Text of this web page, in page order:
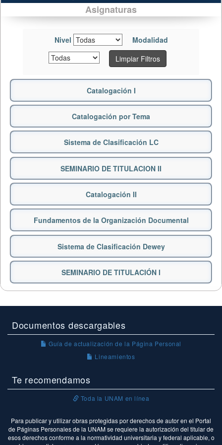
Asignaturas
Nivel
Modalidad
Limpiar Filtros
Catalogación I
Catalogación por Tema
Sistema de Clasificación LC
SEMINARIO DE TITULACION II
Catalogación II
Fundamentos de la Organización Documental
Sistema de Clasificación Dewey
SEMINARIO DE TITULACIÓN I
Documentos descargables
Guía de actualización de la Página Personal
Lineamientos
Te recomendamos
Toda la UNAM en línea
Para publicar y utilizar obras protegidas por derechos de autor en el Portal
de Páginas Personales de la UNAM se requiere la autorización del titular de
esos derechos conforme a la normatividad universitaria y federal aplicable, o